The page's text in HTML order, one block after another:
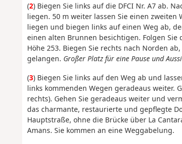
(2) Biegen Sie links auf die DFCI Nr. A7 ab.
liegen. 50 m weiter lassen Sie einen
liegen und biegen links auf einen Weg ab,
einen alten Brunnen besichtigen. Folgen
Höhe 253. Biegen Sie rechts nach Norden
gelangen. Großer Platz für eine Pause und
(3) Biegen Sie links auf den Weg ab und
links kommenden Wegen geradeaus weiter.
rechts). Gehen Sie geradeaus weiter und
das charmante, restaurierte und gepflegte
Hauptstraße, ohne die Brücke über La
Amans. Sie kommen an eine Weggabelung.